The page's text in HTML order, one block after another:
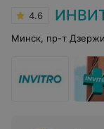
4.6
Минск, пр-т